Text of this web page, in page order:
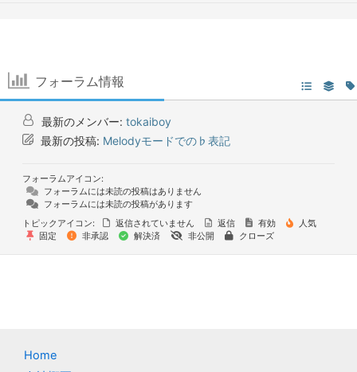
フォーラム情報
最新のメンバー: tokaiboy
最新の投稿: Melodyモードでの♭表記
フォーラムアイコン:
フォーラムには未読の投稿はありません
フォーラムには未読の投稿があります
トピックアイコン:
返信されていません 返信 有効
人気
固定
非承認 解決済 非公開 クローズ
Home